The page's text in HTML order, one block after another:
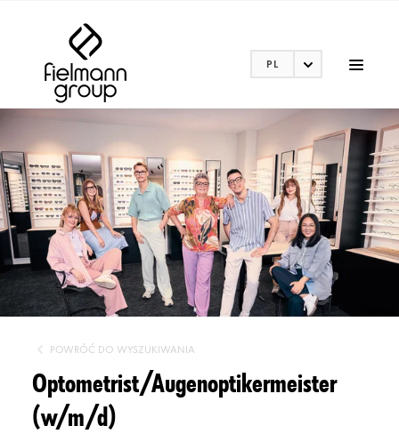
PL
POWRÓĆ DO WYSZUKIWANIA
Optometrist/Augenoptikermeister
(w/m/d)